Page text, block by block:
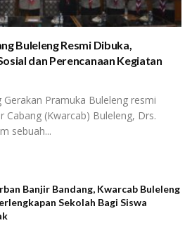
Buleleng Resmi Dibuka,
dan Perencanaan Kegiatan
Gerakan Pramuka Buleleng resmi
Cabang (Kwarcab) Buleleng, Drs.
sebuah...
Banjir Bandang, Kwarcab Buleleng
Sekolah Bagi Siswa